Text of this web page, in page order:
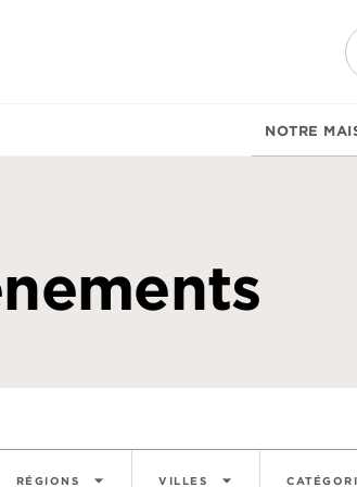
NOTRE
RÉGIONS arrow_drop_down VILLES arrow_drop_down